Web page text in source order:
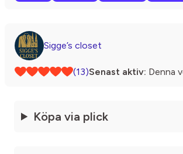
Sigge’s closet
(13)Senast aktiv: Denna
Köpa via plick